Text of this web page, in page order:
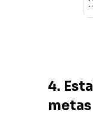
4.
metas